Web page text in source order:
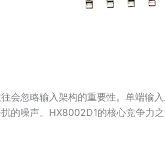
会忽略输入架构的重要性。单端输
的噪声。HX8002D1的核心竞争力之